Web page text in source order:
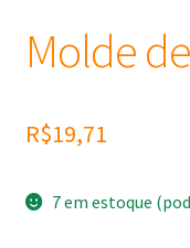
Molde
R$19,71
7 em estoque